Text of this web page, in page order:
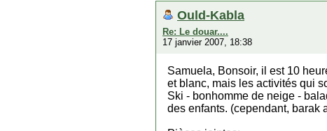
Ould-Kabla
Re: Le douar....
17 janvier 2007, 18:38
Samuela, Bonsoir, il est 10
et blanc, mais les activités qui
Ski - bonhomme de neige -
des enfants. (cependant, barak